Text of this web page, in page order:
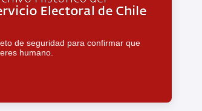
de seguridad para confirmar que
eres humano.